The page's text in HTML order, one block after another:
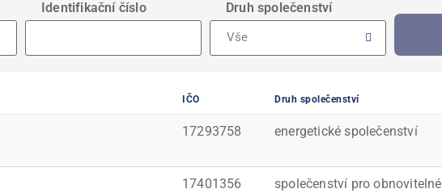
Identifikační číslo Druh společenství
Vše
IČO Druh společenství
17293758 energetické společenství
17401356
společenství pro obnovitelné